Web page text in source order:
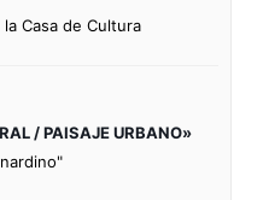
Casa de Cultura
/ PAISAJE URBANO»